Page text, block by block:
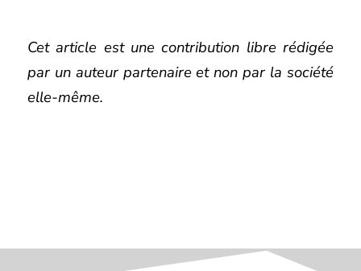
Cet article est une contribution libre rédigée
par un auteur partenaire et non par la société
elle-même.